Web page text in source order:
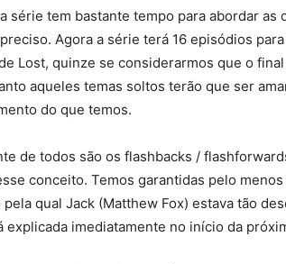
série tem bastante tempo para abordar as
Agora a série terá 16 episódios
Lost, quinze se considerarmos que o
aqueles temas soltos terão que ser
do que temos.
de todos são os flashbacks /
conceito. Temos garantidas pelo
qual Jack (Matthew Fox) estava tão
explicada imediatamente no início da